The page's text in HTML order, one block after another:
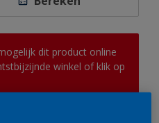
dit product online
winkel of klik op